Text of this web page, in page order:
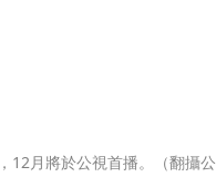
12月將於公視首播。（翻攝